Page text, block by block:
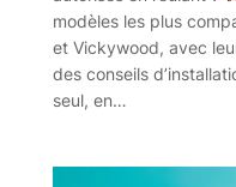
modèles les plus
et Vickywood, avec
des conseils
seul, en…